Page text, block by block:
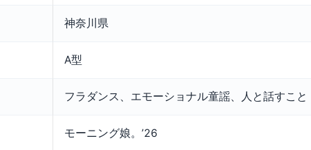
神奈川県
A型
フラダンス、エモーショナル童謡、人と話すこと
モーニング娘。’26